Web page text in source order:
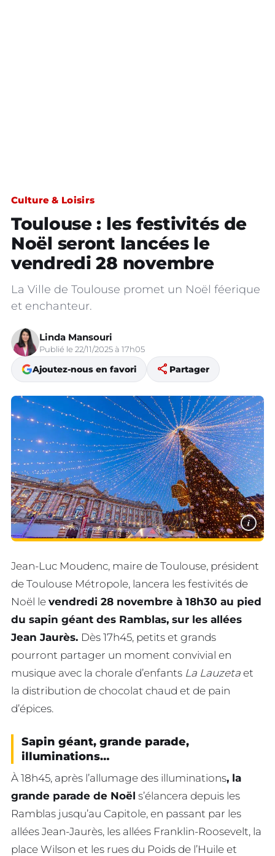
Culture & Loisirs
Toulouse : les festivités de
Noël seront lancées le
vendredi 28 novembre
La Ville de Toulouse promet un Noël féerique
et enchanteur.
Linda Mansouri
Publié le 22/11/2025 à 17h05
Ajoutez-nous en favori share Partager
i
Jean-Luc Moudenc, maire de Toulouse, président
de Toulouse Métropole, lancera les festivités de
Noël le vendredi 28 novembre à 18h30 au pied
du sapin géant des Ramblas, sur les allées
Jean Jaurès. Dès 17h45, petits et grands
pourront partager un moment convivial en
musique avec la chorale d’enfants La Lauzeta et
la distribution de chocolat chaud et de pain
d’épices.
Sapin géant, grande parade,
illuminations…
À 18h45, après l’allumage des illuminations, la
grande parade de Noël s’élancera depuis les
Ramblas jusqu’au Capitole, en passant par les
allées Jean-Jaurès, les allées Franklin-Roosevelt, la
place Wilson et les rues du Poids de l’Huile et